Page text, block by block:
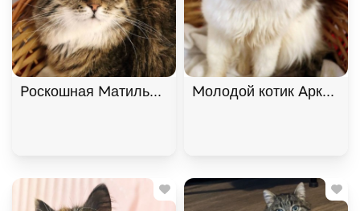
Роскошная Матильда в хорошие руки! ,
Молодой котик